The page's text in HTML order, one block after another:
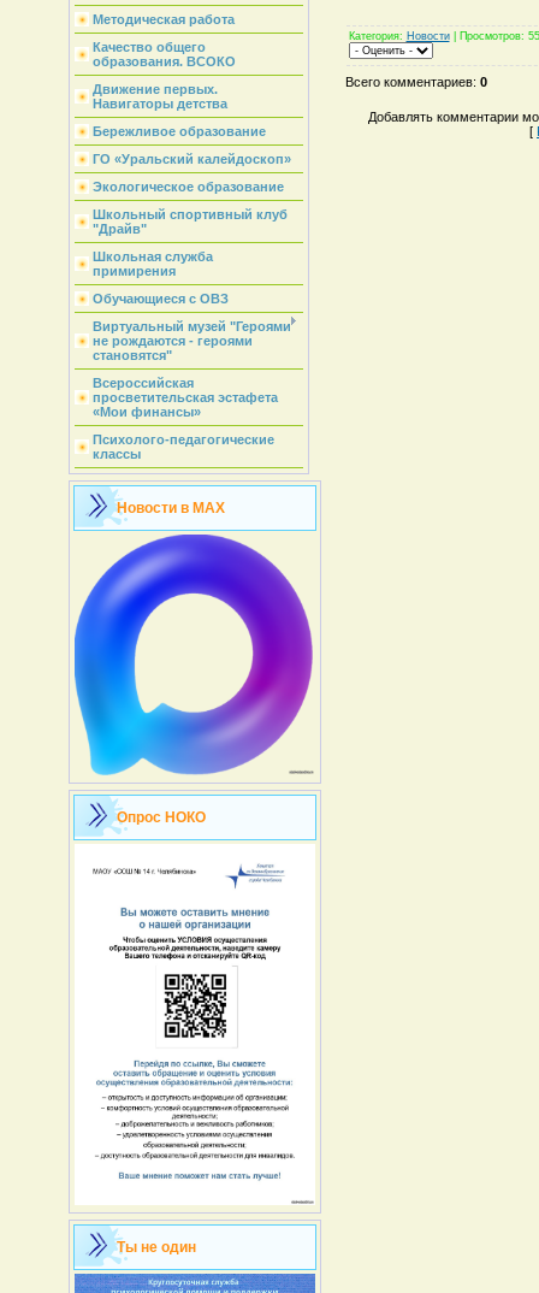
Методическая работа
Качество общего
образования. ВСОКО
Движение первых.
Навигаторы детства
Бережливое образование
ГО «Уральский калейдоскоп»
Экологическое образование
Школьный спортивный клуб
"Драйв"
Школьная служба
примирения
Обучающиеся с ОВЗ
Виртуальный музей "Героями
не рождаются - героями
становятся"
Всероссийская
просветительская эстафета
«Мои финансы»
Психолого-педагогические
классы
Новости в MAX
Опрос НОКО
Ты не один
Категория: Новости| Просмотров:
Всего комментариев: 0
Добавлять комментарии
[